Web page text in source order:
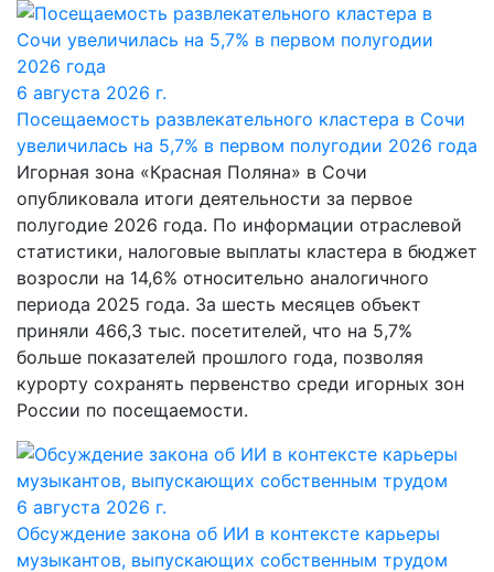
6 августа 2026 г.
Посещаемость развлекательного кластера в Сочи
увеличилась на 5,7% в первом полугодии 2026 года
Игорная зона «Красная Поляна» в Сочи
опубликовала итоги деятельности за первое
полугодие 2026 года. По информации отраслевой
статистики, налоговые выплаты кластера в бюджет
возросли на 14,6% относительно аналогичного
периода 2025 года. За шесть месяцев объект
приняли 466,3 тыс. посетителей, что на 5,7%
больше показателей прошлого года, позволяя
курорту сохранять первенство среди игорных зон
России по посещаемости.
6 августа 2026 г.
Обсуждение закона об ИИ в контексте карьеры
музыкантов, выпускающих собственным трудом